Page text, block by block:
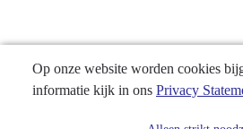
Op onze website worden cookies
informatie kijk in ons Privacy